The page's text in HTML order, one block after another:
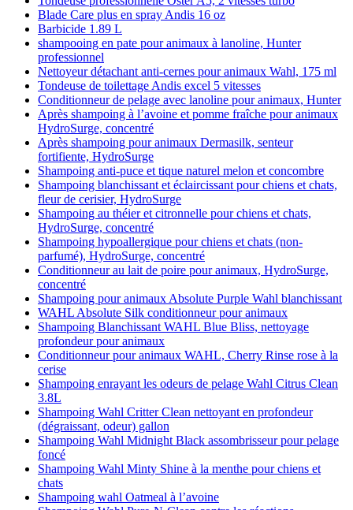
Blade Care plus en spray Andis 16 oz
Barbicide 1.89 L
shampooing en pate pour animaux à lanoline, Hunter
professionnel
Nettoyeur détachant anti-cernes pour animaux Wahl, 175 ml
Tondeuse de toilettage Andis excel 5 vitesses
Conditionneur de pelage avec lanoline pour animaux, Hunter
Après shampoing à l’avoine et pomme fraîche pour animaux
HydroSurge, concentré
Après shampoing pour animaux Dermasilk, senteur
fortifiente, HydroSurge
Shampoing anti-puce et tique naturel melon et concombre
Shampoing blanchissant et éclaircissant pour chiens et chats,
fleur de cerisier, HydroSurge
Shampoing au théier et citronnelle pour chiens et chats,
HydroSurge, concentré
Shampoing hypoallergique pour chiens et chats (non-
parfumé), HydroSurge, concentré
Conditionneur au lait de poire pour animaux, HydroSurge,
concentré
Shampoing pour animaux Absolute Purple Wahl blanchissant
WAHL Absolute Silk conditionneur pour animaux
Shampoing Blanchissant WAHL Blue Bliss, nettoyage
profondeur pour animaux
Conditionneur pour animaux WAHL, Cherry Rinse rose à la
cerise
Shampoing enrayant les odeurs de pelage Wahl Citrus Clean
3.8L
Shampoing Wahl Critter Clean nettoyant en profondeur
(dégraissant, odeur) gallon
Shampoing Wahl Midnight Black assombrisseur pour pelage
foncé
Shampoing Wahl Minty Shine à la menthe pour chiens et
chats
Shampoing wahl Oatmeal à l’avoine